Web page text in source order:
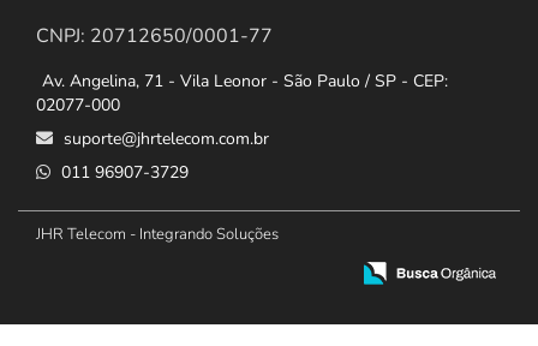
CNPJ: 20712650/0001-77
Av. Angelina, 71 - Vila Leonor - São Paulo / SP - CEP:
02077-000
suporte@jhrtelecom.com.br
011 96907-3729
JHR Telecom - Integrando Soluções